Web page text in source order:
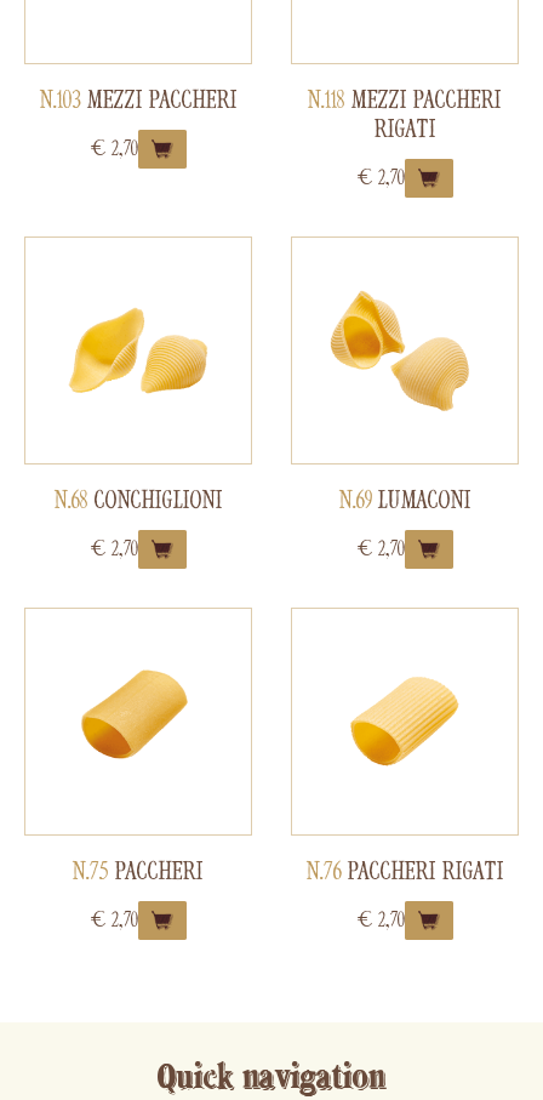
Quick navigation
N.103MEZZI PACCHERI
€2,70
N.118 MEZZI PACCHERI
RIGATI
€2,70
N.68 CONCHIGLIONI
€2,70
N.69LUMACONI
€2,70
N.75 PACCHERI
€2,70
N.76PACCHERI RIGATI
€2,70